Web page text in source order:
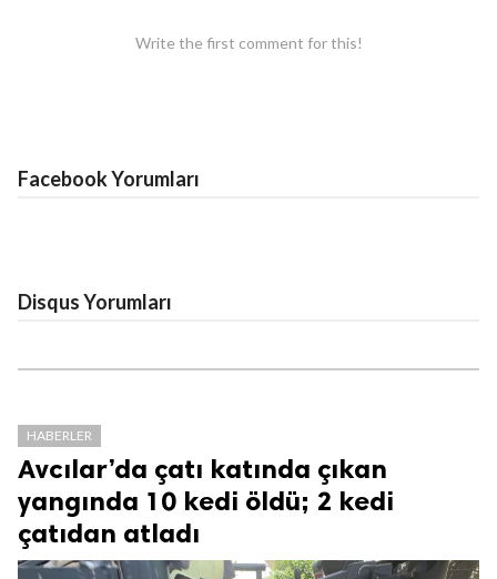
Write the first comment for this!
Facebook Yorumları
Disqus Yorumları
HABERLER
Avcılar’da çatı katında çıkan
yangında 10 kedi öldü; 2 kedi
çatıdan atladı